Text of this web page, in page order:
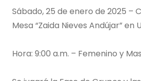
Sábado, 25 de enero de 2025 –
Mesa “Zaida Nieves Andújar” en
Hora: 9:00 a.m. – Femenino y